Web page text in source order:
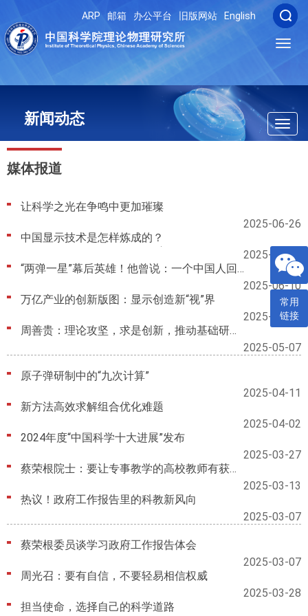
ARP 邮箱 办公平台 旧版网站 English
新闻动态
媒体报道
让科学之光在争鸣中更加璀璨
2025-06-26
中国显示技术是怎样炼成的？
2025-06-25
“两弹一星”幕后英雄！他曾说：一个中国人回国不需要理由！(视频）
2025-06-10
万亿产业的创新版图：显示创造新“视”界
2025-05-26
周善贵：理论攻坚，求是创新，推动基础研究高质量发展
2025-05-07
原子弹研制中的“九次计算”
2025-04-11
新方法高效求解组合优化难题
2025-04-02
2024年度“中国科学十大进展”发布
2025-03-27
蔡荣根院士：要让专事教学的高校教师有获得感
2025-03-13
热议！政府工作报告里的科教新风向
2025-03-07
蔡荣根委员谈学习政府工作报告体会
2025-03-07
周光召：要有自信，不要轻易相信权威
2025-03-28
担当使命，选择自己的科学道路
常用
链接